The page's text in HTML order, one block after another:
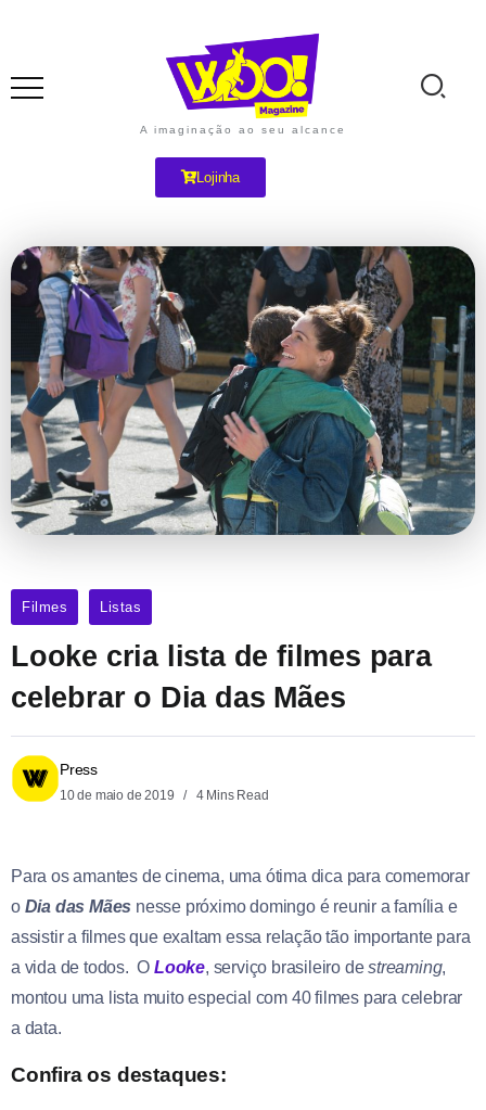
A imaginação ao seu alcance
Lojinha
Filmes Listas
Looke cria lista de filmes para
celebrar o Dia das Mães
Press
10 de maio de 2019 4 Mins Read
Para os amantes de cinema, uma ótima dica para comemorar
o Dia das Mães nesse próximo domingo é reunir a família e
assistir a filmes que exaltam essa relação tão importante para
a vida de todos. OLooke, serviço brasileiro destreaming,
montou uma lista muito especial com 40 filmes para celebrar
a data.
Confira os destaques: